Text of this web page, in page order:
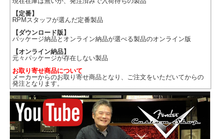
【定番】
RPMスタッフが選んだ定番製品
【ダウンロード版】
パッケージ納品とオンライン納品が選べる製品のオンライン版
【オンライン納品】
元々パッケージが存在しない製品
お取り寄せ商品について
メーカーからのお取り寄せ商品となり、ご注文をいただいてからの
発注となります。